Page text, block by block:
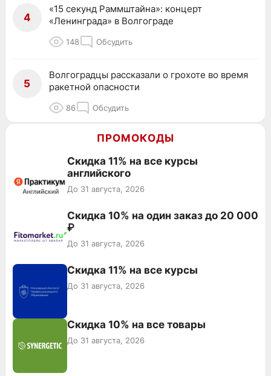
4
«15 секунд Раммштайна»: концерт
«Ленинграда» в Волгограде
148 Обсудить
5
Волгоградцы рассказали о грохоте во время
ракетной опасности
86 Обсудить
ПРОМОКОДЫ
Скидка 11% на все курсы
английского
До 31 августа, 2026
Скидка 10% на один заказ до 20 000
₽
До 31 августа, 2026
Скидка 11% на все курсы
До 31 августа, 2026
Скидка 10% на все товары
До 31 августа, 2026